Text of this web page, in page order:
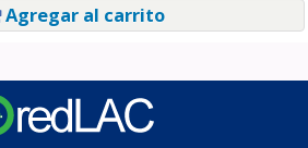
Agregar al carrito